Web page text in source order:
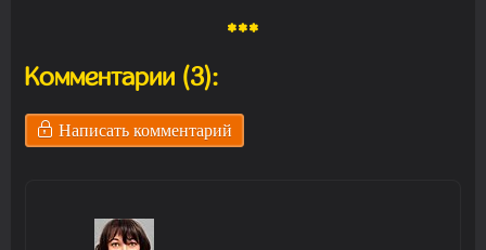
***
Комментарии (3):
Написать комментарий